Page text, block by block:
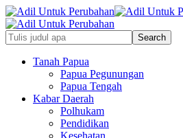
Tanah Papua
Papua Pegunungan
Papua Tengah
Kabar Daerah
Polhukam
Pendidikan
Kesehatan